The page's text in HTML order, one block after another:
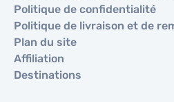
Politique de confidentialité
Politique de livraison et de
Plan du site
Affiliation
Destinations